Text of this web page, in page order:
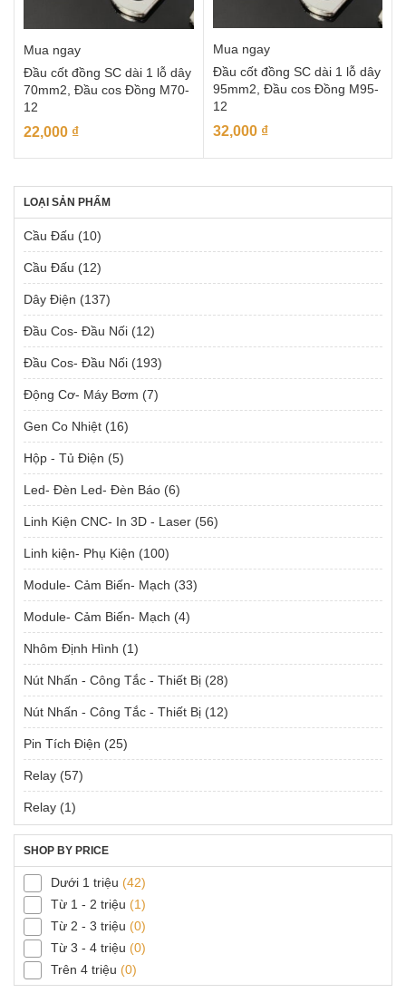
Mua ngay
Đầu cốt đồng SC dài 1 lỗ dây
70mm2, Đầu cos Đồng M70-
12
22,000 ₫
Mua ngay
Đầu cốt đồng SC dài 1 lỗ dây
95mm2, Đầu cos Đồng M95-
12
32,000 ₫
LOẠI SẢN PHẨM
Cầu Đấu (10)
Cầu Đấu (12)
Dây Điện (137)
Đầu Cos- Đầu Nối (12)
Đầu Cos- Đầu Nối (193)
Động Cơ- Máy Bơm (7)
Gen Co Nhiệt (16)
Hộp - Tủ Điện (5)
Led- Đèn Led- Đèn Báo (6)
Linh Kiện CNC- In 3D - Laser (56)
Linh kiện- Phụ Kiện (100)
Module- Cảm Biến- Mạch (33)
Module- Cảm Biến- Mạch (4)
Nhôm Định Hình (1)
Nút Nhấn - Công Tắc - Thiết Bị (28)
Nút Nhấn - Công Tắc - Thiết Bị (12)
Pin Tích Điện (25)
Relay (57)
Relay (1)
SHOP BY PRICE
Dưới 1 triệu (42)
Từ 1 - 2 triệu (1)
Từ 2 - 3 triệu (0)
Từ 3 - 4 triệu (0)
Trên 4 triệu (0)